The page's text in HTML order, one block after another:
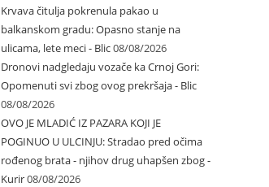
Krvava čitulja pokrenula pakao u
balkanskom gradu: Opasno stanje na
ulicama, lete meci - Blic08/08/2026
Dronovi nadgledaju vozače ka Crnoj Gori:
Opomenuti svi zbog ovog prekršaja - Blic
08/08/2026
OVO JE MLADIĆ IZ PAZARA KOJI JE
POGINUO U ULCINJU: Stradao pred očima
rođenog brata - njihov drug uhapšen zbog -
Kurir08/08/2026